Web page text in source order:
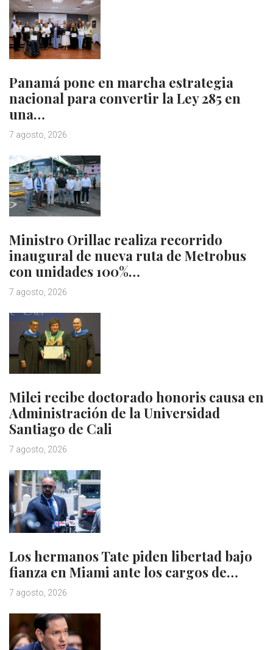
Panamá pone en marcha estrategia
nacional para convertir la Ley 285 en
una…
7 agosto, 2026
Ministro Orillac realiza recorrido
inaugural de nueva ruta de Metrobus
con unidades 100%…
7 agosto, 2026
Milei recibe doctorado honoris causa en
Administración de la Universidad
Santiago de Cali
7 agosto, 2026
Los hermanos Tate piden libertad bajo
fianza en Miami ante los cargos de…
7 agosto, 2026